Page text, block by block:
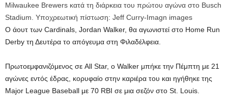
Milwaukee Brewers κατά τη διάρκεια του πρώτου αγώνα στο Busch
Stadium. Υποχρεωτική πίστωση: Jeff Curry-Imagn images
Ο άουτ των Cardinals, Jordan Walker, θα αγωνιστεί στο Home Run
Derby τη Δευτέρα το απόγευμα στη Φιλαδέλφεια.
Πρωτοεμφανιζόμενος σε All Star, ο Walker μπήκε την Πέμπτη με 21
αγώνες εντός έδρας, κορυφαίο στην καριέρα του και ηγήθηκε της
Major League Baseball με 70 RBI σε μια σεζόν στο St. Louis.